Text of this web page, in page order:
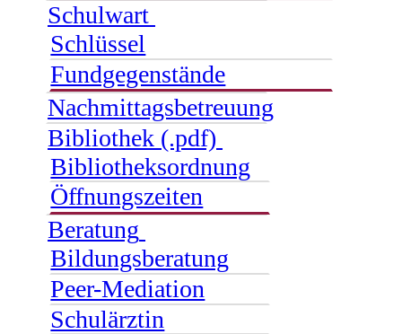
Schulwart
Schlüssel
Fundgegenstände
Nachmittagsbetreuung
Bibliothek (.pdf)
Bibliotheksordnung
Öffnungszeiten
Beratung
Bildungsberatung
Peer-Mediation
Schulärztin